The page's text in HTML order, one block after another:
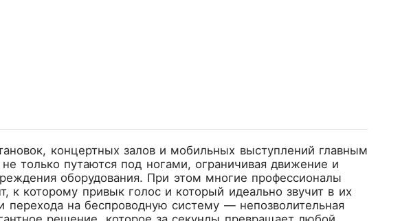
концертных залов и мобильных выступлений главным
только путаются под ногами, ограничивая движение и
оборудования. При этом многие профессионалы
которому привык голос и который идеально звучит в их
перехода на беспроводную систему — непозволительная